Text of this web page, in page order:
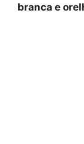
branca e